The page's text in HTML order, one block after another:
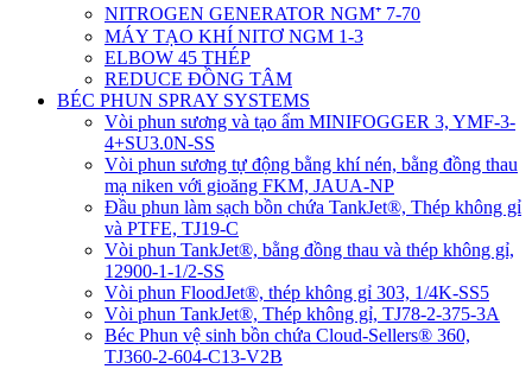
NITROGEN GENERATOR NGM⁺ 7-70
MÁY TẠO KHÍ NITƠ NGM 1-3
ELBOW 45 THÉP
REDUCE ĐỒNG TÂM
BÉC PHUN SPRAY SYSTEMS
Vòi phun sương và tạo ẩm MINIFOGGER 3, YMF-3-
4+SU3.0N-SS
Vòi phun sương tự động bằng khí nén, bằng đồng thau
mạ niken với gioăng FKM, JAUA-NP
Đầu phun làm sạch bồn chứa TankJet®, Thép không gỉ
và PTFE, TJ19-C
Vòi phun TankJet®, bằng đồng thau và thép không gỉ,
12900-1-1/2-SS
Vòi phun FloodJet®, thép không gỉ 303, 1/4K-SS5
Vòi phun TankJet®, Thép không gỉ, TJ78-2-375-3A
Béc Phun vệ sinh bồn chứa Cloud-Sellers® 360,
TJ360-2-604-C13-V2B